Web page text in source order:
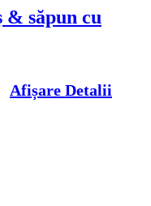
& săpun cu
Afișare Detalii